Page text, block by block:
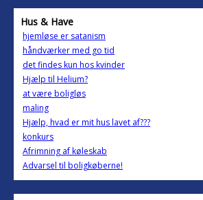
Hus & Have
hjemløse er satanism
håndværker med go tid
det findes kun hos kvinder
Hjælp til Helium?
at være boligløs
maling
Hjælp, hvad er mit hus lavet af???
konkurs
Afrimning af køleskab
Advarsel til boligkøberne!